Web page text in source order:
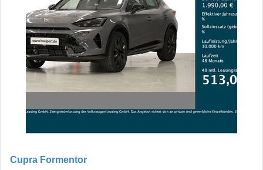
Cupra Formentor